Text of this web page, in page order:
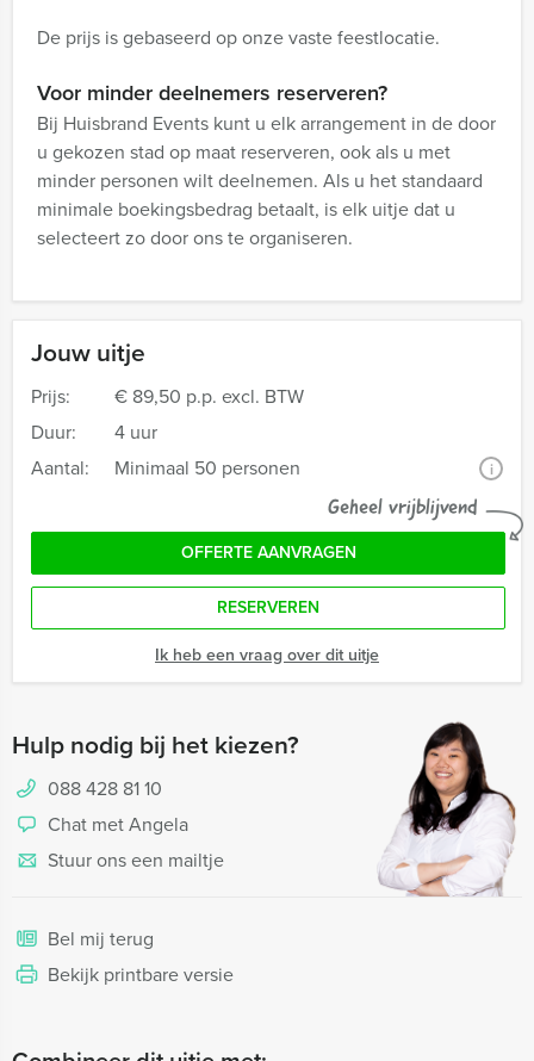
Jouw uitje
Prijs:
€ 89,50 p.p. excl. BTW
Duur:
4 uur
Aantal:
Minimaal 50 personen i
Geheel vrijblijvend
OFFERTE AANVRAGEN
RESERVEREN
Ik heb een vraag over dit uitje
Hulp nodig bij het kiezen?
088 428 81 10
Chat met Angela
Stuur ons een mailtje
Bel mij terug
Bekijk printbare versie
De prijs is gebaseerd op onze vaste feestlocatie.
Voor minder deelnemers reserveren?
Bij Huisbrand Events kunt u elk arrangement in de door
u gekozen stad op maat reserveren, ook als u met
minder personen wilt deelnemen. Als u het standaard
minimale boekingsbedrag betaalt, is elk uitje dat u
selecteert zo door ons te organiseren.